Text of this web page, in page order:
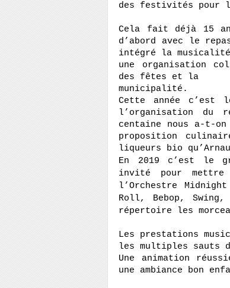
des festivités pour
Cela fait déjà 15
d’abord avec le
intégré la musicalité
une organisation
des fêtes et la
municipalité.
Cette année c’est
l’organisation du
centaine nous a-t-
proposition
liqueurs bio
En 2019 c’est le
invité pour mettre
l’Orchestre
Roll, Bebop,
répertoire les
Les prestations
les multiples sauts
Une animation
une ambiance bon